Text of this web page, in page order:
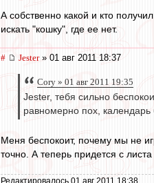
А собственно какой и кто
искать "кошку", где ее нет.
# Jester» 01 авг 2011 18:37
Cory » 01 авг 2011 19:35
Jester, тебя сильно
равномерно пох, календарь
Меня беспокоит, почему мы не
точно. А теперь придется с
Редактировалось 01 авг 2011 18:38